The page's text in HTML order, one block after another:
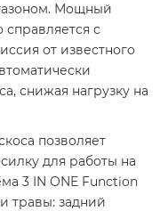
Мощный
с
от известного
снижая нагрузку на
позволяет
для работы на
3 IN ONE Function
травы: задний